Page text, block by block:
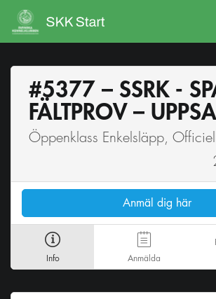
#5377 – SSRK -
FÄLTPROV –
Öppenklass Enkelsläpp,
Anmäl dig här
Info Anmälda